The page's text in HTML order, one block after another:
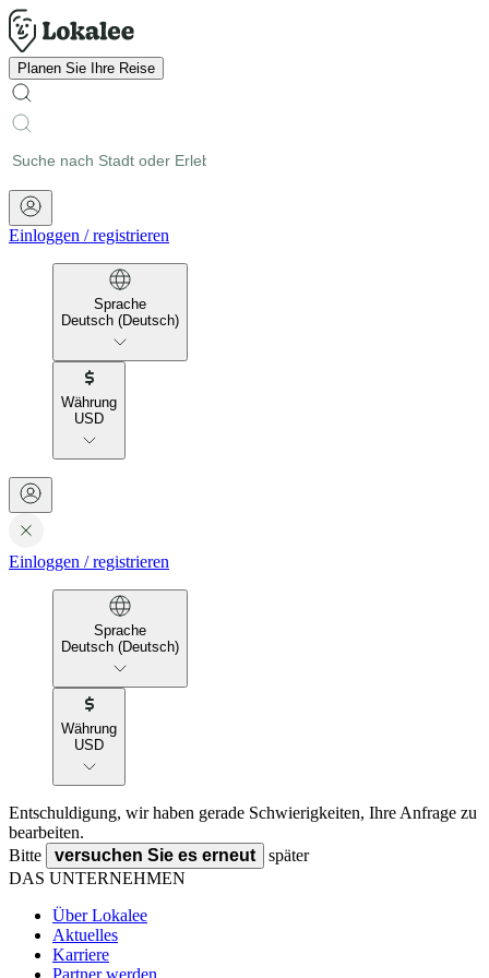
Planen Sie Ihre Reise
Einloggen /registrieren
Sprache
Deutsch (Deutsch)
Währung
USD
Einloggen /registrieren
Sprache
Deutsch (Deutsch)
Währung
USD
Entschuldigung, wir haben gerade Schwierigkeiten, Ihre Anfrage zu
bearbeiten.
Bitte
versuchen Sie es erneut
später
DAS UNTERNEHMEN
Über Lokalee
Aktuelles
Karriere
Partner werden